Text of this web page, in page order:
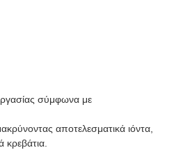
σύμφωνα με
αποτελεσματικά ιόντα,